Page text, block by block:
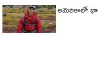
అమెరికాలో